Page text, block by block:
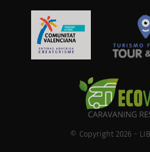
© Copyright 2026 -